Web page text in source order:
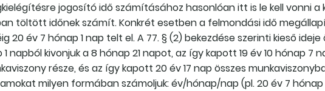
jogosító idő számításához hasonlóan itt is le kell vonni a
töltött időnek számít. Konkrét esetben a felmondási idő
20 év 7 hónap 1 nap telt el. A 77. § (2) bekezdése szerinti kieső
napból kivonjuk a 8 hónap 21 napot, az így kapott 19 év 10 hónap
része, és az így kapott 20 év 17 nap összes
milyen formában számoljuk: év/hónap/nap (pl. 20 év 7 hónap